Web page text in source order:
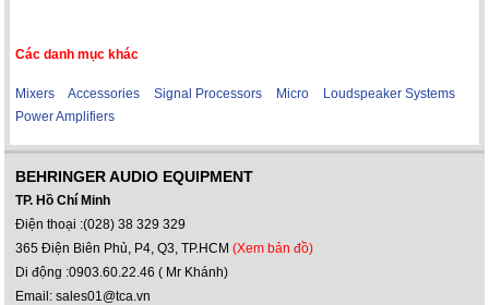
Các danh mục khác
Mixers Accessories Signal Processors Micro
Loudspeaker Systems
Power Amplifiers
BEHRINGER AUDIO EQUIPMENT
TP. Hồ Chí Minh
Điện thoại :(028) 38 329 329
365 Điện Biên Phủ, P4, Q3, TP.HCM(Xem bản đồ)
Di động :0903.60.22.46 ( Mr Khánh)
Email: sales01@tca.vn